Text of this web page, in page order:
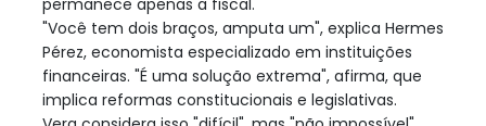
"Você tem dois braços, amputa um", explica Hermes
Pérez, economista especializado em instituições
financeiras. "É uma solução extrema", afirma, que
implica reformas constitucionais e legislativas.